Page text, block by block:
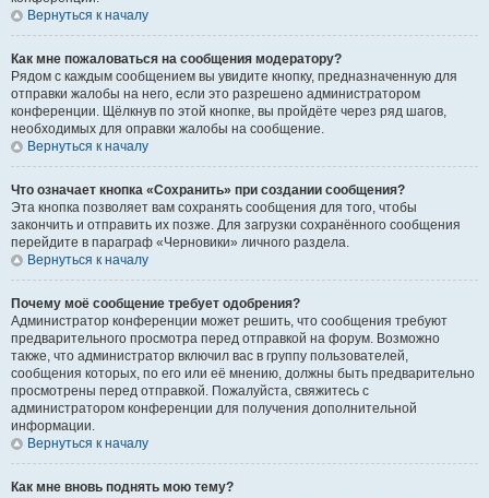
Вернуться к началу
Как мне пожаловаться на сообщения модератору?
Рядом с каждым сообщением вы увидите кнопку, предназначенную для
отправки жалобы на него, если это разрешено администратором
конференции. Щёлкнув по этой кнопке, вы пройдёте через ряд шагов,
необходимых для оправки жалобы на сообщение.
Вернуться к началу
Что означает кнопка «Сохранить» при создании сообщения?
Эта кнопка позволяет вам сохранять сообщения для того, чтобы
закончить и отправить их позже. Для загрузки сохранённого сообщения
перейдите в параграф «Черновики» личного раздела.
Вернуться к началу
Почему моё сообщение требует одобрения?
Администратор конференции может решить, что сообщения требуют
предварительного просмотра перед отправкой на форум. Возможно
также, что администратор включил вас в группу пользователей,
сообщения которых, по его или её мнению, должны быть предварительно
просмотрены перед отправкой. Пожалуйста, свяжитесь с
администратором конференции для получения дополнительной
информации.
Вернуться к началу
Как мне вновь поднять мою тему?